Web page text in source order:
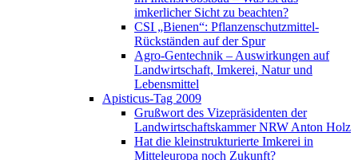
imkerlicher Sicht zu beachten?
CSI „Bienen“: Pflanzenschutzmittel-
Rückständen auf der Spur
Agro-Gentechnik – Auswirkungen auf
Landwirtschaft, Imkerei, Natur und
Lebensmittel
Apisticus-Tag 2009
Grußwort des Vizepräsidenten der
Landwirtschaftskammer NRW Anton Holz
Hat die kleinstrukturierte Imkerei in
Mitteleuropa noch Zukunft?